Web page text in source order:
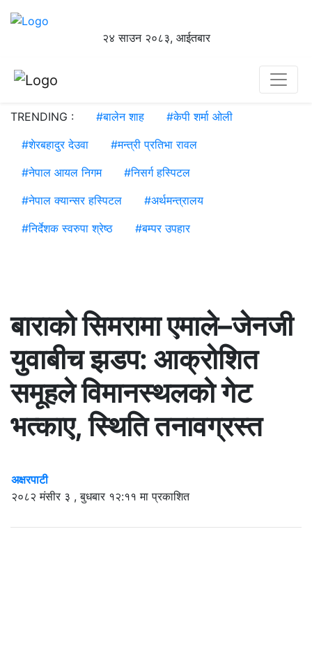
२४ साउन २०८३, आईतबार
TRENDING : #बालेन शाह #केपी शर्मा ओली
#शेरबहादुर देउवा #मन्त्री प्रतिभा रावल
#नेपाल आयल निगम #निसर्ग हस्पिटल
#नेपाल क्यान्सर हस्पिटल #अर्थमन्त्रालय
#निर्देशक स्वरुपा श्रेष्ठ #बम्पर उपहार
बाराको सिमरामा एमाले–जेनजी
युवाबीच झडप: आक्रोशित
समूहले विमानस्थलको गेट
भत्काए, स्थिति तनावग्रस्त
अक्षरपाटी
२०८२ मंसीर ३ , बुधबार १२:११ मा प्रकाशित